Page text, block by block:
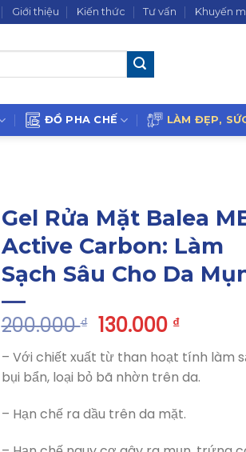
Giới thiệu Kiến thức Tư vấn Khuyến
ĐỒ PHA CHẾ LÀM ĐẸP,
Gel Rửa Mặt Balea
Active Carbon: Làm
Sạch Sâu Cho Da
200.000₫ 130.000 ₫
– Với chiết xuất từ than hoạt tính làm
bụi bẩn, loại bỏ bã nhờn trên da.
– Hạn chế ra dầu trên da mặt.